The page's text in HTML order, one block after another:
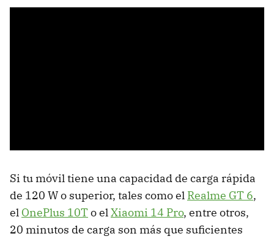
Si tu móvil tiene una capacidad de carga rápida
de 120 W o superior, tales como el Realme GT 6,
el OnePlus 10T o elXiaomi 14 Pro, entre otros,
20 minutos de carga son más que suficientes